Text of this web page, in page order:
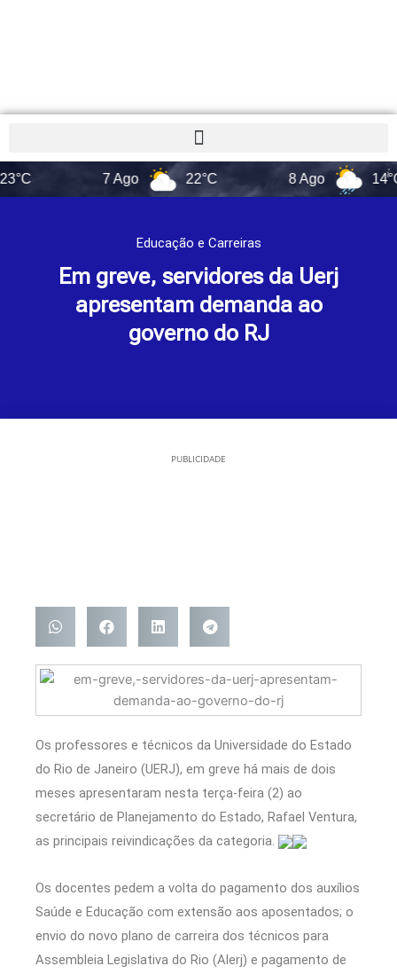
22°C 14°C
Educação e Carreiras
Em greve, servidores da Uerj
apresentam demanda ao
governo do RJ
PUBLICIDADE
Os professores e técnicos da Universidade do Estado
do Rio de Janeiro (UERJ), em greve há mais de dois
meses apresentaram nesta terça-feira (2) ao
secretário de Planejamento do Estado, Rafael Ventura,
as principais reivindicações da categoria.
Os docentes pedem a volta do pagamento dos auxílios
Saúde e Educação com extensão aos aposentados; o
envio do novo plano de carreira dos técnicos para
Assembleia Legislativa do Rio (Alerj) e pagamento de